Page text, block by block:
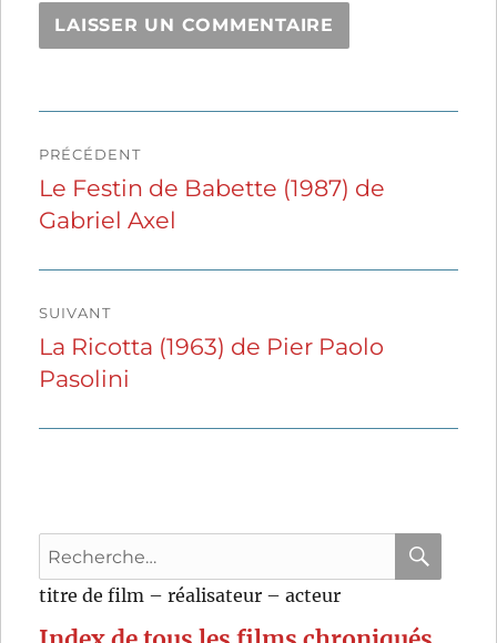
de
l’article
PRÉCÉDENT
Publication
précédente :
Le Festin de Babette (1987) de
Gabriel Axel
SUIVANT
Publication
suivante :
La Ricotta (1963) de Pier Paolo
Pasolini
Recherche
pour
:
titre de film – réalisateur – acteur